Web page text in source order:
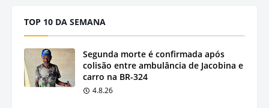
TOP 10 DA SEMANA
Segunda morte é confirmada após
colisão entre ambulância de Jacobina e
carro na BR-324
4.8.26